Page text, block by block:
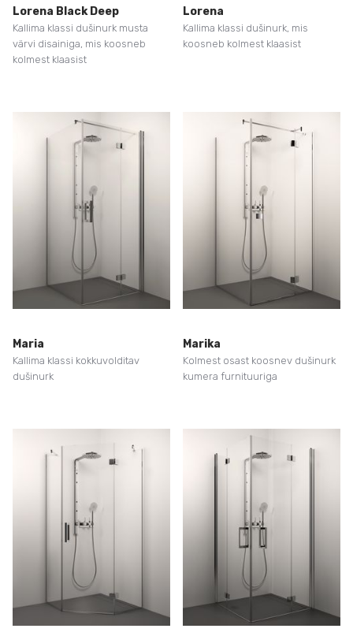
Lorena Black Deep
Kallima klassi dušinurk musta
värvi disainiga, mis koosneb
kolmest klaasist
Lorena
Kallima klassi dušinurk, mis
koosneb kolmest klaasist
Maria
Kallima klassi kokkuvolditav
dušinurk
Marika
Kolmest osast koosnev dušinurk
kumera furnituuriga